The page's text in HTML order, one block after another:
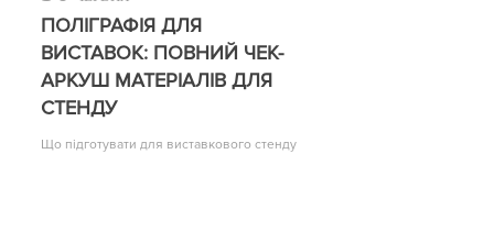
ПОЛІГРАФІЯ ДЛЯ
ВИСТАВОК: ПОВНИЙ ЧЕК-
АРКУШ МАТЕРІАЛІВ ДЛЯ
СТЕНДУ
Що підготувати для виставкового стенду